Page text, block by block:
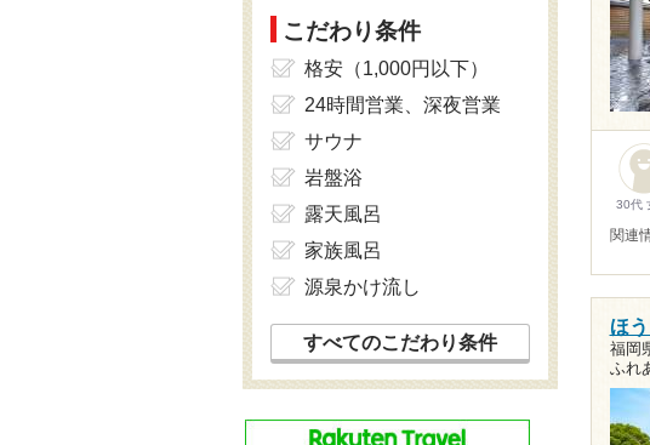
30代
関連
ほ
福岡
ふれ
こだわり条件
格安（1,000円以下）
24時間営業、深夜営業
サウナ
岩盤浴
露天風呂
家族風呂
源泉かけ流し
すべてのこだわり条件